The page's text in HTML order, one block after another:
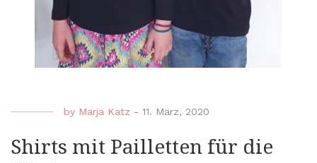
by Marja Katz - 11. März, 2020
Shirts mit Pailletten für die